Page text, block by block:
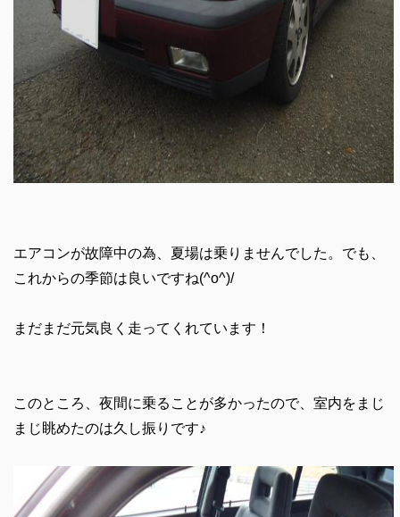
エアコンが故障中の為、夏場は乗りませんでした。でも、
これからの季節は良いですね(^o^)/
まだまだ元気良く走ってくれています！
このところ、夜間に乗ることが多かったので、室内をまじ
まじ眺めたのは久し振りです♪